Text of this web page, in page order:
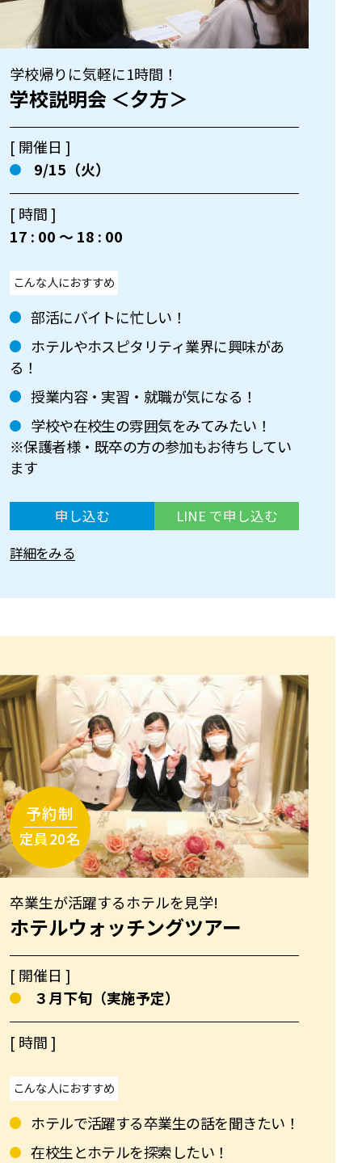
学校帰りに気軽に1時間！
学校説明会 ＜夕方＞
[ 開催日 ]
9/15（火）
[ 時間 ]
17 : 00 〜 18 : 00
こんな人におすすめ
部活にバイトに忙しい！
ホテルやホスピタリティ業界に興味があ
る！
授業内容・実習・就職が気になる！
学校や在校生の雰囲気をみてみたい！
※保護者様・既卒の方の参加もお待ちしてい
ます
申し込む
LINE で申し込む
詳細をみる
卒業生が活躍するホテルを見学!
ホテルウォッチングツアー
[ 開催日 ]
３月下旬（実施予定）
[ 時間 ]
こんな人におすすめ
ホテルで活躍する卒業生の話を聞きたい！
在校生とホテルを探索したい！